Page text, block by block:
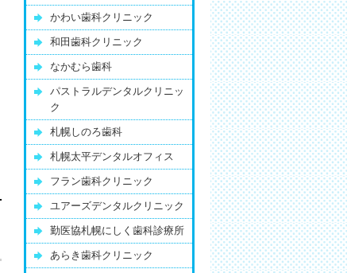
かわい歯科クリニック
和田歯科クリニック
なかむら歯科
パストラルデンタルクリニッ
ク
札幌しのろ歯科
札幌太平デンタルオフィス
フラン歯科クリニック
ユアーズデンタルクリニック
勤医協札幌にしく歯科診療所
あらき歯科クリニック